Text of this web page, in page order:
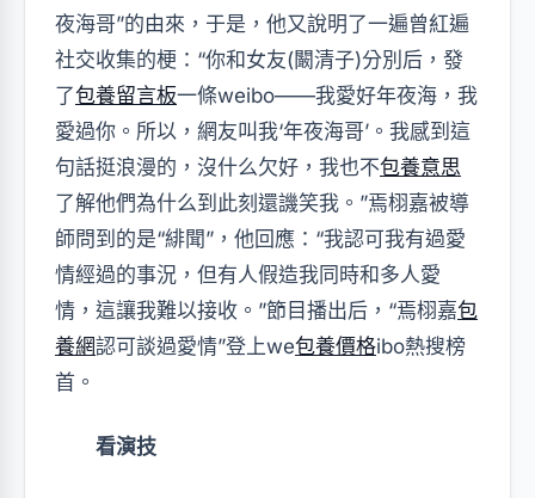
夜海哥”的由來，于是，他又說明了一遍曾紅遍
社交收集的梗：“你和女友(闞清子)分別后，發
了包養留言板一條weibo——我愛好年夜海，我
愛過你。所以，網友叫我‘年夜海哥’。我感到這
句話挺浪漫的，沒什么欠好，我也不包養意思
了解他們為什么到此刻還譏笑我。”焉栩嘉被導
師問到的是“緋聞”，他回應：“我認可我有過愛
情經過的事況，但有人假造我同時和多人愛
情，這讓我難以接收。”節目播出后，“焉栩嘉包
養網認可談過愛情”登上we包養價格ibo熱搜榜
首。
看演技